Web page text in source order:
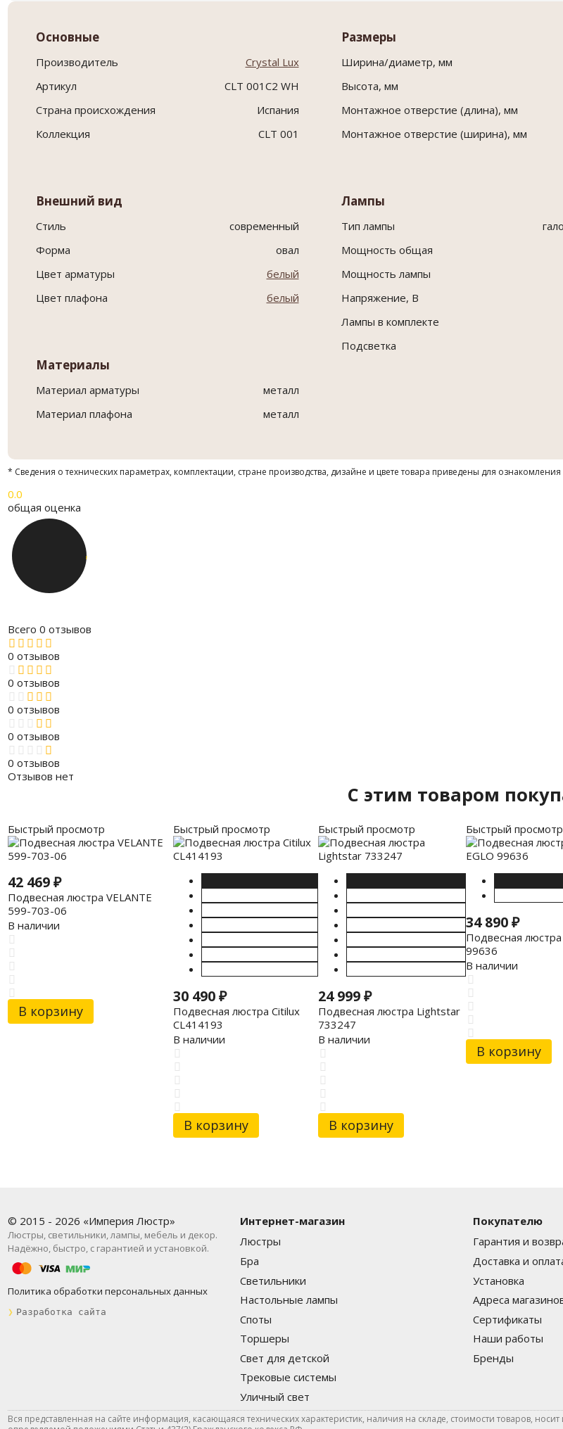
Основные
Производитель
Crystal Lux
Артикул
CLT 001C2 WH
Страна происхождения
Испания
Коллекция
CLT 001
Внешний вид
Стиль
современный
Форма
овал
Цвет арматуры
белый
Цвет плафона
белый
Материалы
Материал арматуры
металл
Материал плафона
металл
Размеры
Ширина/диаметр, мм
Высота, мм
Монтажное отверстие (длина), мм
Монтажное отверстие (ширина), мм
Лампы
Тип лампы
Мощность общая
Мощность лампы
Напряжение, В
Лампы в комплекте
Подсветка
* Сведения о технических параметрах, комплектации, стране производства, дизайне и цвете товара приведены для
0.0
общая оценка
Всего 0 отзывов
0 отзывов
0 отзывов
0 отзывов
0 отзывов
0 отзывов
Отзывов нет
C этим товаром
Быстрый просмотр
42 469₽
Подвесная люстра VELANTE
599-703-06
В наличии
В корзину
Быстрый просмотр
30 490₽
Подвесная люстра Citilux
CL414193
В наличии
В корзину
Быстрый просмотр
24 999₽
Подвесная люстра Lightstar
733247
В наличии
В корзину
Быстрый просмотр
34 890₽
Подвесная люстра
99636
В наличии
В корзину
© 2015 - 2026 «Империя Люстр»
Люстры, светильники, лампы, мебель и декор.
Надёжно, быстро, с гарантией и установкой.
Политика обработки персональных данных
❯ Разработка сайта
Интернет-магазин
Люстры
Бра
Светильники
Настольные лампы
Споты
Торшеры
Свет для детской
Трековые системы
Уличный свет
Покупателю
Гарантия и
Доставка и
Установка
Адреса
Сертификаты
Наши работы
Бренды
Вся представленная на сайте информация, касающаяся технических характеристик, наличия на складе, стоимости товаров,